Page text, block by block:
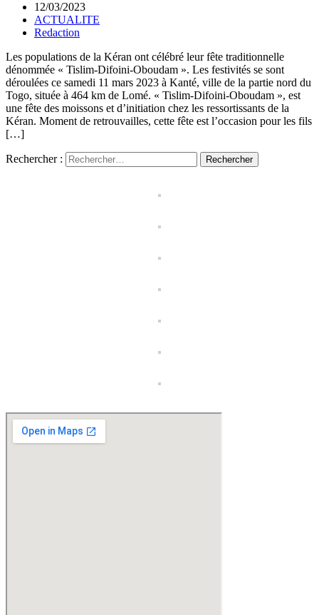
12/03/2023
ACTUALITE
Redaction
Les populations de la Kéran ont célébré leur fête traditionnelle
dénommée « Tislim-Difoini-Oboudam ». Les festivités se sont
déroulées ce samedi 11 mars 2023 à Kanté, ville de la partie nord du
Togo, située à 464 km de Lomé. « Tislim-Difoini-Oboudam », est
une fête des moissons et d’initiation chez les ressortissants de la
Kéran. Moment de retrouvailles, cette fête est l’occasion pour les fils
[…]
Rechercher :